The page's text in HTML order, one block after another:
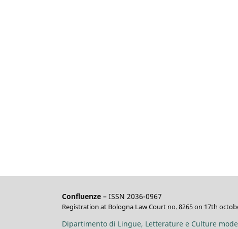
Confluenze – ISSN 2036-0967
Registration at Bologna Law Court no. 8265 on 17th
Dipartimento di Lingue, Letterature e Culture